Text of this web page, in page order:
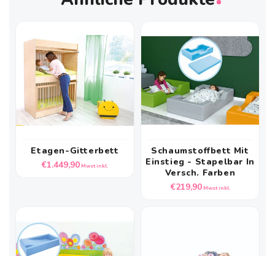
Etagen-Gitterbett
Normaler
€1.449,90 Mwst inkl.
Schaumstoffbett Mit
Einstieg - Stapelbar In
Versch. Farben
Normaler
€219,90Mwst inkl.